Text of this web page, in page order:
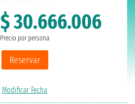
$ 30.666.006
Precio por persona
Reservar
Modificar Fecha